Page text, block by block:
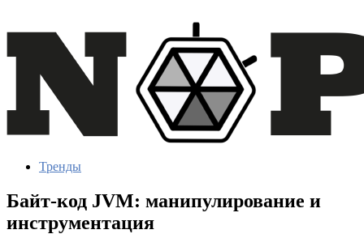
Тренды
Байт-код JVM: манипулирование и
инструментация